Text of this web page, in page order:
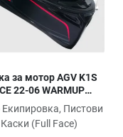
за мотор AGV K1S
22-06 WARMUP
BLACK/PINKПистови
Каски (Full Face)